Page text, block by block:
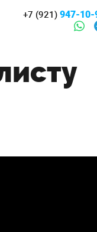
+7 (921) 947-10-